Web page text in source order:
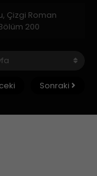
Çizgi Roman
200
Sonraki